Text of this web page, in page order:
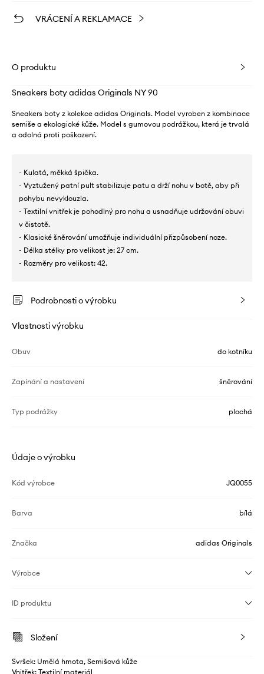
VRÁCENÍ A REKLAMACE
O produktu
Sneakers boty adidas Originals NY 90
Sneakers boty z kolekce adidas Originals. Model vyroben z kombinace
semiše a ekologické kůže. Model s gumovou podrážkou, která je trvalá
a odolná proti poškození.
- Kulatá, měkká špička.
- Vyztužený patní pult stabilizuje patu a drží nohu v botě, aby při
pohybu nevyklouzla.
- Textilní vnitřek je pohodlný pro nohu a usnadňuje udržování obuvi
v čistotě.
- Klasické šněrování umožňuje individuální přizpůsobení noze.
- Délka stélky pro velikost je: 27 cm.
- Rozměry pro velikost: 42.
Podrobnosti o výrobku
Vlastnosti výrobku
Obuv do kotníku
Zapínání a nastavení šněrování
Typ podrážky plochá
Údaje o výrobku
Kód výrobce JQ0055
Barva bílá
Značka adidas Originals
Výrobce
ID produktu
Složení
Svršek: Umělá hmota, Semišová kůže
Vnitřek: Textilní materiál